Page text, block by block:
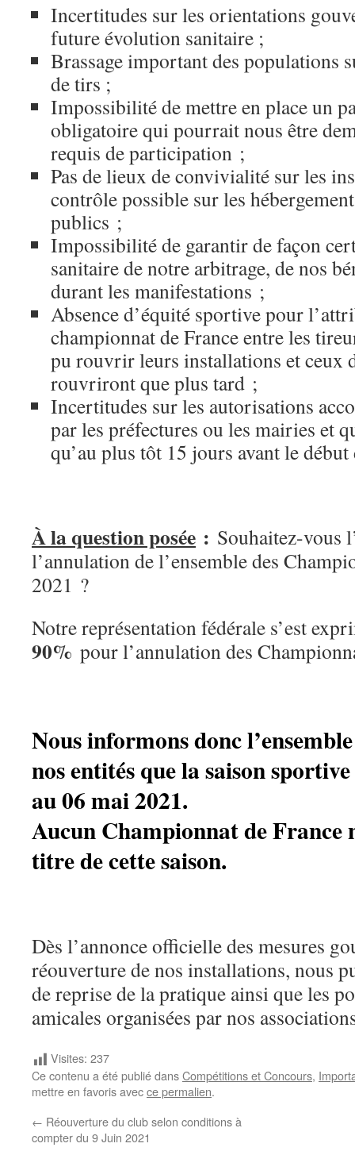
Incertitudes sur les orientations
future évolution sanitaire ;
Brassage important des populations
de tirs ;
Impossibilité de mettre en place un
obligatoire qui pourrait nous être
requis de participation ;
Pas de lieux de convivialité sur les
contrôle possible sur les
publics ;
Impossibilité de garantir de façon
sanitaire de notre arbitrage, de nos
durant les manifestations ;
Absence d’équité sportive pour
championnat de France entre les
pu rouvrir leurs installations et ceux
rouvriront que plus tard ;
Incertitudes sur les autorisations
par les préfectures ou les mairies et
qu’au plus tôt 15 jours avant le
À la question posée : Souhaitez-vous
l’annulation de l’ensemble des
2021 ?
Notre représentation fédérale s’est
90% pour l’annulation des
Nous informons donc
nos entités que la saison
au 06 mai 2021.
Aucun Championnat de France
titre de cette saison.
Dès l’annonce officielle des mesures
réouverture de nos installations, nous
de reprise de la pratique ainsi que les
amicales organisées par nos
Visites: 237
Ce contenu a été publié dansCompétitions et Concours,
mettre en favoris avecce permalien.
← Réouverture du club selon conditions à
compter du 9 Juin 2021